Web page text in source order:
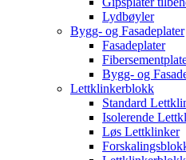
Lydbøyler
Bygg- og Fasadeplater
Fasadeplater
Bygg- og
Lettklinkerblokk
Standard
Isolerende
Løs Lettklinker